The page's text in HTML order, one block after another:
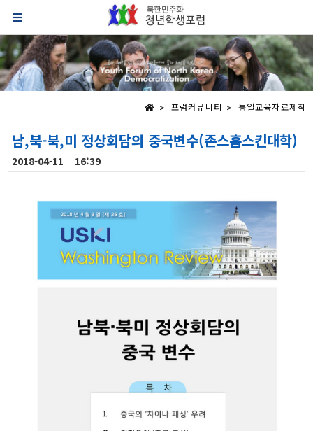
포럼커뮤니티 통일교육자료제작
남,북-북,미 정상회담의 중국변수(존스홈스킨대학)
2018-04-11 16:39